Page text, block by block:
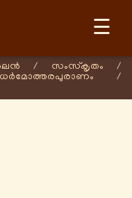
☰
/ സംസ്കൃതം
/
/